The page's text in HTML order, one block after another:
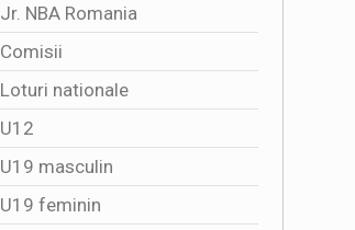
Jr. NBA Romania
Comisii
Loturi nationale
U12
U19 masculin
U19 feminin